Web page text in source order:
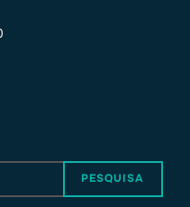
PESQUISA